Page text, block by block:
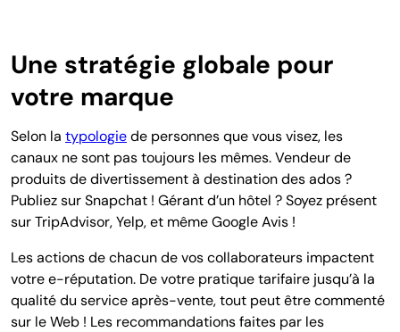
Une stratégie globale pour
votre marque
Selon la typologiede personnes que vous visez, les
canaux ne sont pas toujours les mêmes. Vendeur de
produits de divertissement à destination des ados ?
Publiez sur Snapchat ! Gérant d’un hôtel ? Soyez présent
sur TripAdvisor, Yelp, et même Google Avis !
Les actions de chacun de vos collaborateurs impactent
votre e-réputation. De votre pratique tarifaire jusqu’à la
qualité du service après-vente, tout peut être commenté
sur le Web ! Les recommandations faites par les